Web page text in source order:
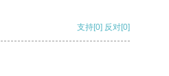
支持[0] 反对[0]